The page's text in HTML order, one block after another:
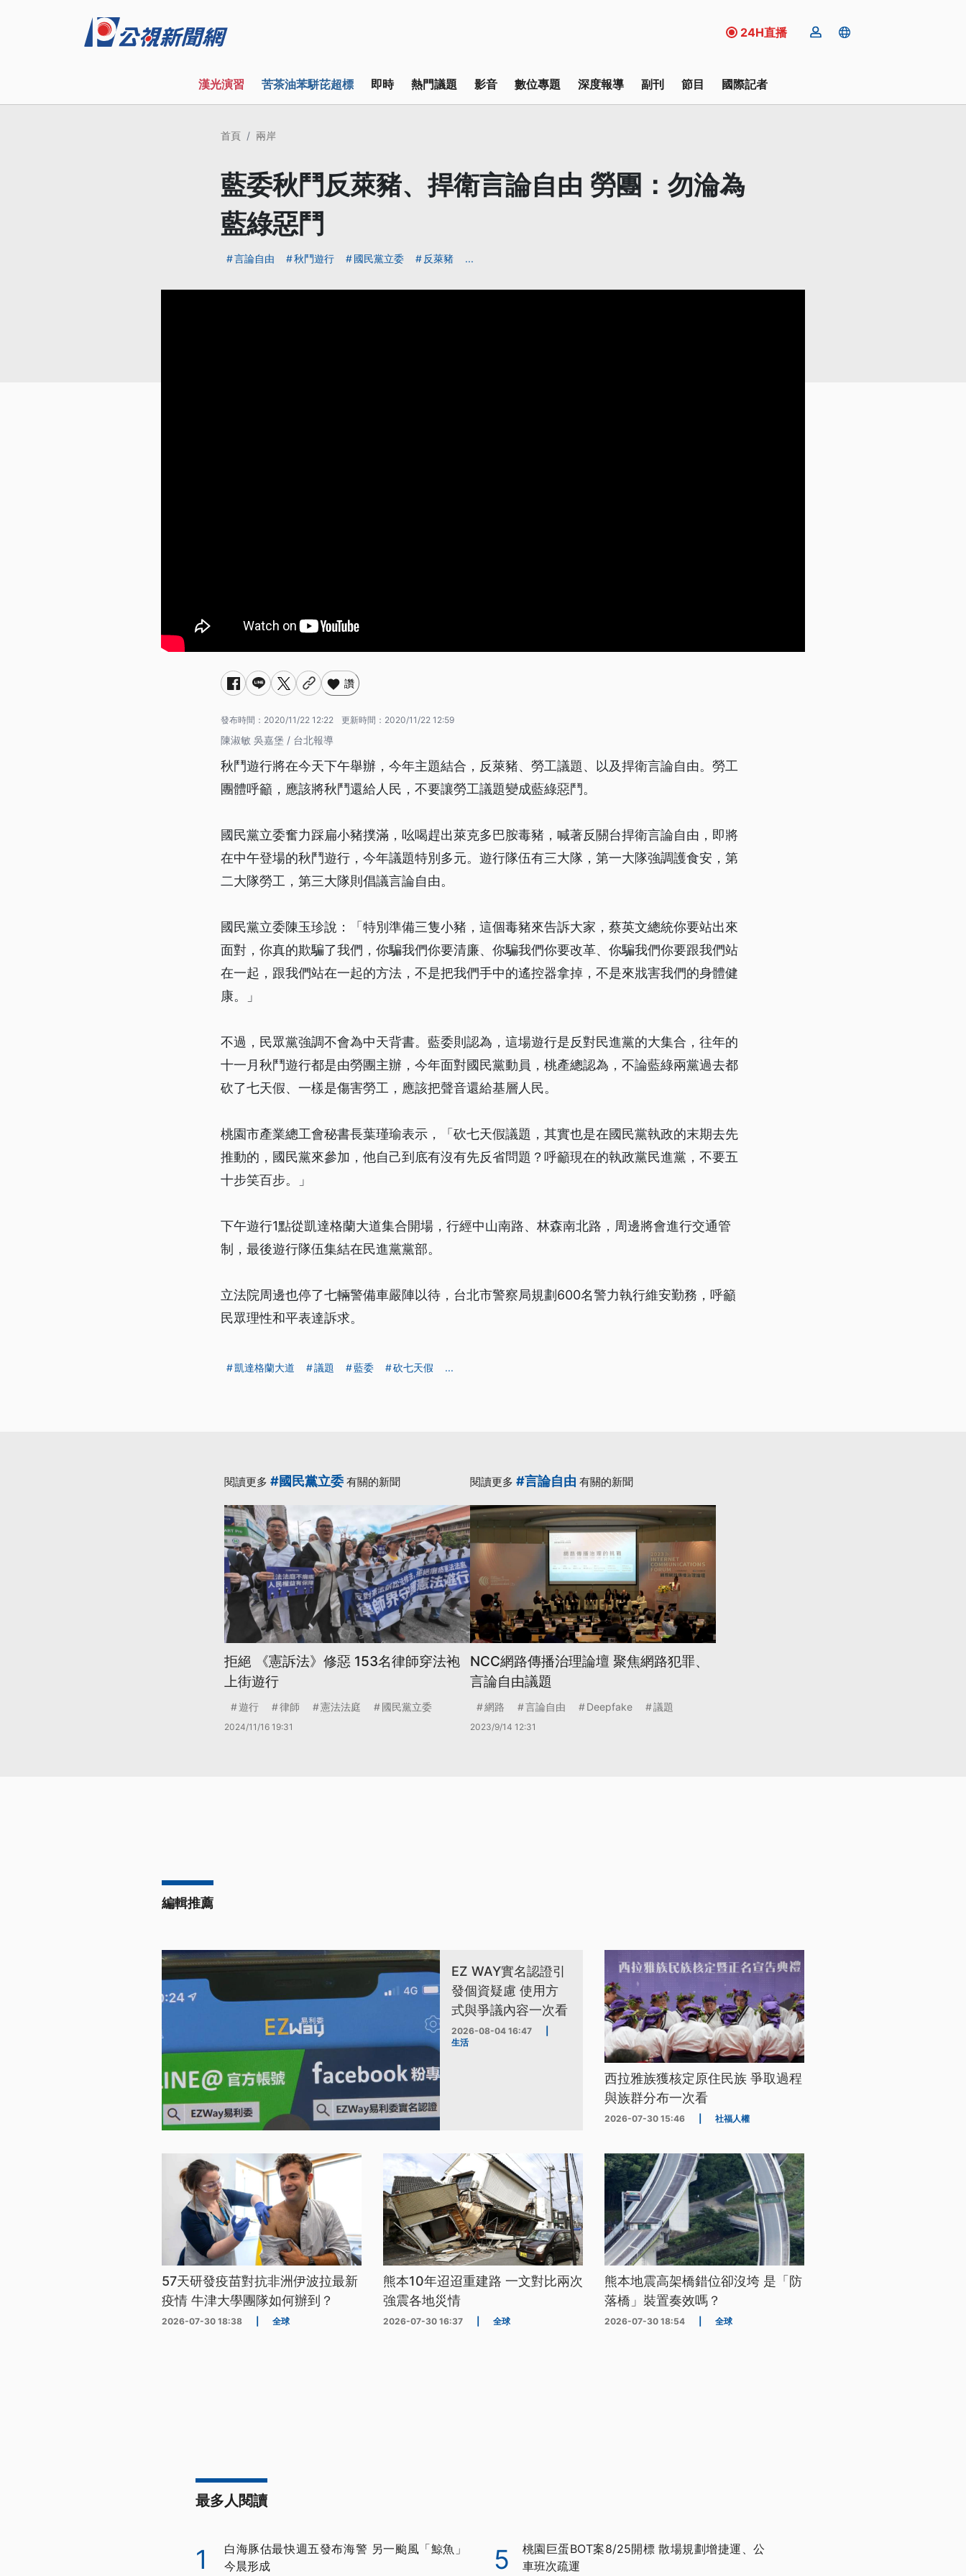
24H直播
漢光演習 苦茶油苯駢芘超標 即時 熱門議題 影音 數位專題 深度報導 副刊 節目 國際記者
首頁 兩岸
藍委秋鬥反萊豬、捍衛言論自由 勞團：勿淪為
藍綠惡鬥
言論自由 秋鬥遊行 國民黨立委 反萊豬 ...
讚
發布時間： 2020/11/22 12:22 更新時間： 2020/11/22 12:59
陳淑敏 吳嘉堡 / 台北報導
秋鬥遊行將在今天下午舉辦，今年主題結合，反萊豬、勞工議題、以及捍衛言論自由。勞工
團體呼籲，應該將秋鬥還給人民，不要讓勞工議題變成藍綠惡鬥。
國民黨立委奮力踩扁小豬撲滿，吆喝趕出萊克多巴胺毒豬，喊著反關台捍衛言論自由，即將
在中午登場的秋鬥遊行，今年議題特別多元。遊行隊伍有三大隊，第一大隊強調護食安，第
二大隊勞工，第三大隊則倡議言論自由。
國民黨立委陳玉珍說：「特別準備三隻小豬，這個毒豬來告訴大家，蔡英文總統你要站出來
面對，你真的欺騙了我們，你騙我們你要清廉、你騙我們你要改革、你騙我們你要跟我們站
在一起，跟我們站在一起的方法，不是把我們手中的遙控器拿掉，不是來戕害我們的身體健
康。」
不過，民眾黨強調不會為中天背書。藍委則認為，這場遊行是反對民進黨的大集合，往年的
十一月秋鬥遊行都是由勞團主辦，今年面對國民黨動員，桃產總認為，不論藍綠兩黨過去都
砍了七天假、一樣是傷害勞工，應該把聲音還給基層人民。
桃園市產業總工會秘書長葉瑾瑜表示，「砍七天假議題，其實也是在國民黨執政的末期去先
推動的，國民黨來參加，他自己到底有沒有先反省問題？呼籲現在的執政黨民進黨，不要五
十步笑百步。」
下午遊行1點從凱達格蘭大道集合開場，行經中山南路、林森南北路，周邊將會進行交通管
制，最後遊行隊伍集結在民進黨黨部。
立法院周邊也停了七輛警備車嚴陣以待，台北市警察局規劃600名警力執行維安勤務，呼籲
民眾理性和平表達訴求。
凱達格蘭大道 議題 藍委 砍七天假 ...
閱讀更多 #國民黨立委 有關的新聞
拒絕 《憲訴法》修惡 153名律師穿法袍
上街遊行
遊行 律師 憲法法庭 國民黨立委
2024/11/16 19:31
閱讀更多 #言論自由 有關的新聞
NCC網路傳播治理論壇 聚焦網路犯罪、
言論自由議題
網路 言論自由 Deepfake 議題
2023/9/14 12:31
編輯推薦
EZ WAY實名認證引
發個資疑慮 使用方
式與爭議內容一次看
2026-08-04 16:47
生活
西拉雅族獲核定原住民族 爭取過程
與族群分布一次看
2026-07-30 15:46 社福人權
57天研發疫苗對抗非洲伊波拉最新
疫情 牛津大學團隊如何辦到？
2026-07-30 18:38 全球
熊本10年迢迢重建路 一文對比兩次
強震各地災情
2026-07-30 16:37 全球
熊本地震高架橋錯位卻沒垮 是「防
落橋」裝置奏效嗎？
2026-07-30 18:54 全球
最多人閱讀
1
白海豚估最快週五發布海警 另一颱風「鯨魚」
今晨形成
5
桃園巨蛋BOT案8/25開標 散場規劃增捷運、公
車班次疏運